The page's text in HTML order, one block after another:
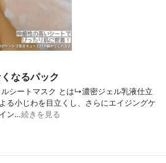
なるパック
シートマスク とは↳濃密ジェル乳液仕立
る小じわを目立くし、さらにエイジングケ
ン…続きを見る